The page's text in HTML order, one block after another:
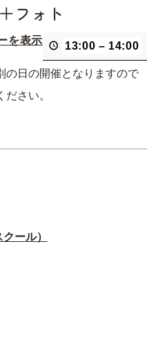
フォト
13:00 – 14:00
を表示
の日の開催となりますので
さい。
ール）